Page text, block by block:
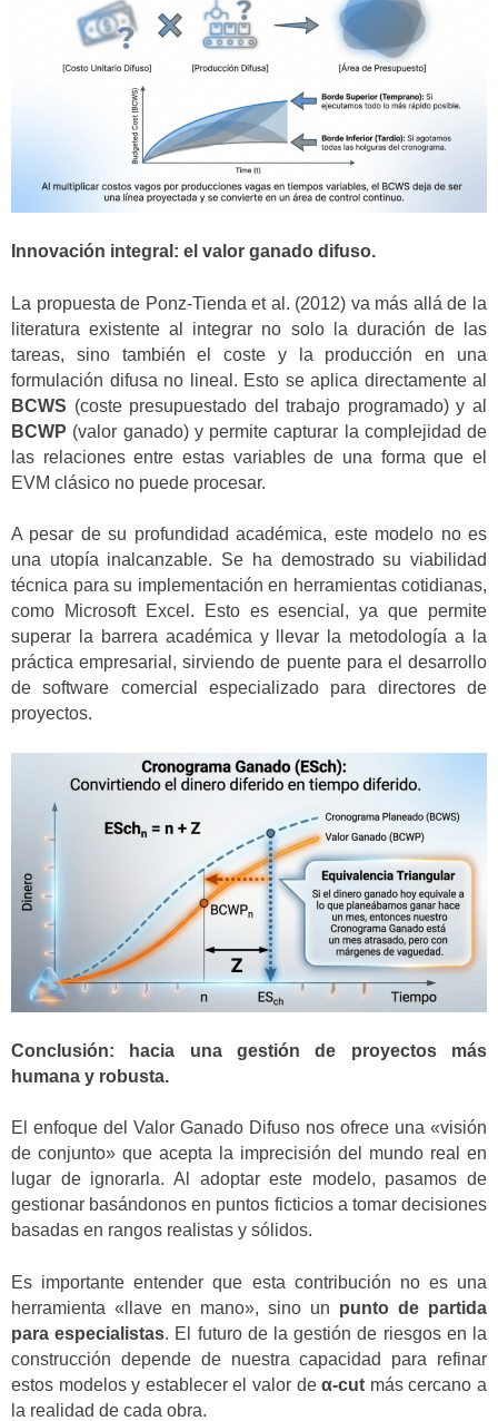
Innovación integral: el valor ganado difuso.
La propuesta de Ponz-Tienda et al. (2012) va más allá de la
literatura existente al integrar no solo la duración de las
tareas, sino también el coste y la producción en una
formulación difusa no lineal. Esto se aplica directamente al
BCWS (coste presupuestado del trabajo programado) y al
BCWP (valor ganado) y permite capturar la complejidad de
las relaciones entre estas variables de una forma que el
EVM clásico no puede procesar.
A pesar de su profundidad académica, este modelo no es
una utopía inalcanzable. Se ha demostrado su viabilidad
técnica para su implementación en herramientas cotidianas,
como Microsoft Excel. Esto es esencial, ya que permite
superar la barrera académica y llevar la metodología a la
práctica empresarial, sirviendo de puente para el desarrollo
de software comercial especializado para directores de
proyectos.
Conclusión: hacia una gestión de proyectos más
humana y robusta.
El enfoque del Valor Ganado Difuso nos ofrece una «visión
de conjunto» que acepta la imprecisión del mundo real en
lugar de ignorarla. Al adoptar este modelo, pasamos de
gestionar basándonos en puntos ficticios a tomar decisiones
basadas en rangos realistas y sólidos.
Es importante entender que esta contribución no es una
herramienta «llave en mano», sino un punto de partida
para especialistas. El futuro de la gestión de riesgos en la
construcción depende de nuestra capacidad para refinar
estos modelos y establecer el valor deα-cut más cercano a
la realidad de cada obra.